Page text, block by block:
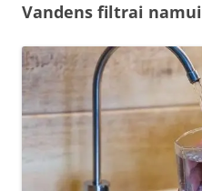
Vandens filtrai namui